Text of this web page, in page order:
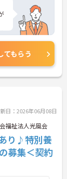
てもらう
日：2026年06月08日
福祉法人光風会
り♪特別養
募集＜契約